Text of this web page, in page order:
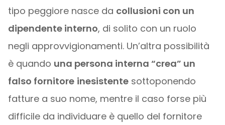
tipo peggiore nasce da collusioni con un
dipendente interno, di solito con un ruolo
negli approvvigionamenti. Un’altra possibilità
è quando una persona interna “crea” un
falso fornitore inesistentesottoponendo
fatture a suo nome, mentre il caso forse più
difficile da individuare è quello del fornitore